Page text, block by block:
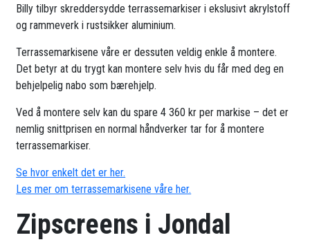
Billy tilbyr skreddersydde terrassemarkiser i ekslusivt akrylstoff
og rammeverk i rustsikker aluminium.
Terrassemarkisene våre er dessuten veldig enkle å montere.
Det betyr at du trygt kan montere selv hvis du får med deg en
behjelpelig nabo som bærehjelp.
Ved å montere selv kan du spare 4 360 kr per markise – det er
nemlig snittprisen en normal håndverker tar for å montere
terrassemarkiser.
Se hvor enkelt det er her.
Les mer om terrassemarkisene våre her.
Zipscreens i Jondal